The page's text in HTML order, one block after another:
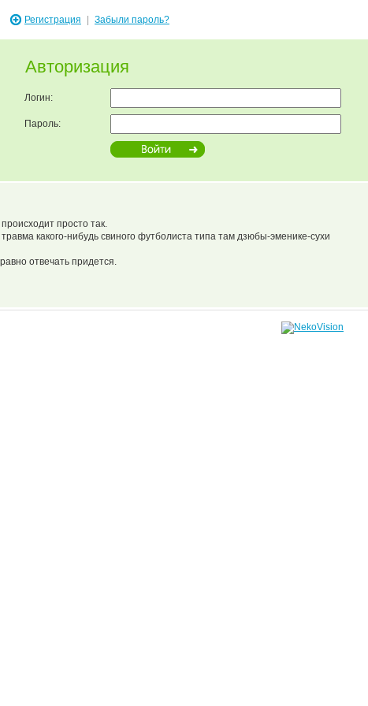
Регистрация Забыли пароль?
Авторизация
Логин:
Пароль:
просто так.
какого-нибудь свиного футболиста типа там дзюбы-эменике-сухи
отвечать придется.